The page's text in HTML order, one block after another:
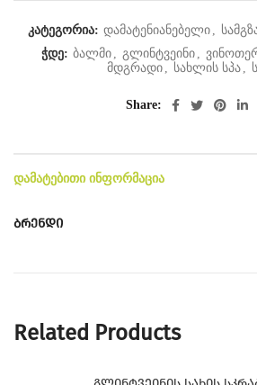
კატეგორია: დამატენიანებელი
ჭდე: ბალმი გლინტვეინი
მდგრადი
სახლის სპა
Share
ᲓᲐᲛᲐᲢᲔᲑᲘᲗᲘ ᲘᲜᲤᲝᲠᲛᲐᲪᲘᲐ
ბრენდი
Related Products